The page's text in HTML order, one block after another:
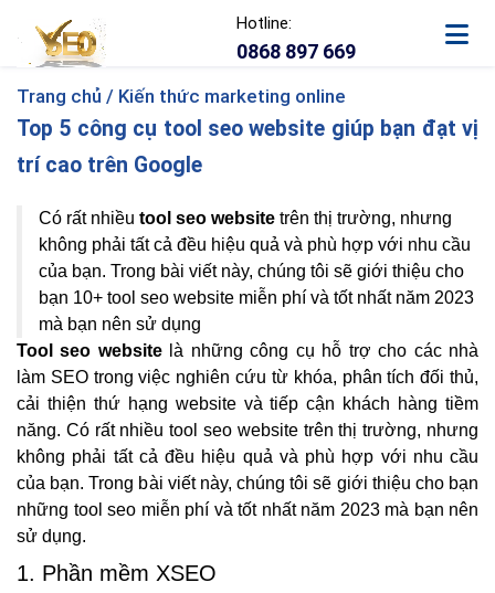
Hotline:
0868 897 669
Trang chủ / Kiến thức marketing online
Top 5 công cụ tool seo website giúp bạn đạt vị
trí cao trên Google
Có rất nhiều tool seo website trên thị trường, nhưng
không phải tất cả đều hiệu quả và phù hợp với nhu cầu
của bạn. Trong bài viết này, chúng tôi sẽ giới thiệu cho
bạn 10+ tool seo website miễn phí và tốt nhất năm 2023
mà bạn nên sử dụng
Tool seo websitelà những công cụ hỗ trợ cho các nhà
làm SEO trong việc nghiên cứu từ khóa, phân tích đối thủ,
cải thiện thứ hạng website và tiếp cận khách hàng tiềm
năng. Có rất nhiều tool seo website trên thị trường, nhưng
không phải tất cả đều hiệu quả và phù hợp với nhu cầu
của bạn. Trong bài viết này, chúng tôi sẽ giới thiệu cho bạn
những tool seo miễn phí và tốt nhất năm 2023 mà bạn nên
sử dụng.
1. Phần mềm XSEO